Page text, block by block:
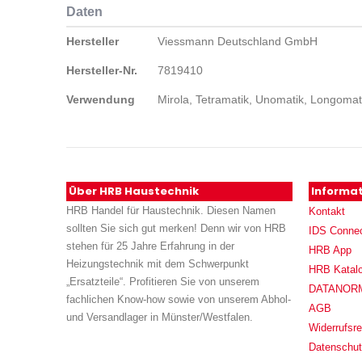
Daten
Daten
Hersteller Viessmann Deutschland GmbH
Hersteller-Nr. 7819410
Verwendung Mirola, Tetramatik, Unomatik,
Über HRB Haustechnik
HRB Handel für Haustechnik. Diesen Namen
sollten Sie sich gut merken! Denn wir von HRB
stehen für 25 Jahre Erfahrung in der
Heizungstechnik mit dem Schwerpunkt
„Ersatzteile“. Profitieren Sie von unserem
fachlichen Know-how sowie von unserem Abhol-
und Versandlager in Münster/Westfalen.
Kontakt
IDS
HRB App
HRB
AGB